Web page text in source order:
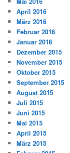
April 2016
März 2016
Februar 2016
Januar 2016
Dezember 2015
November 2015
Oktober 2015
September 2015
August 2015
Juli 2015
Juni 2015
Mai 2015
April 2015
März 2015